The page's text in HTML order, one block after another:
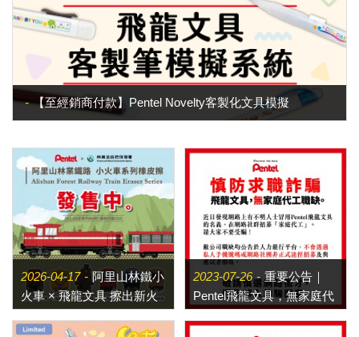
【至經銷商付款】Pentel Novelty客製化文具模擬
2026-04-17
阿里山林鐵小
火車 × 飛龍文具 擦出新火
2023-07-26
重要公告｜
Pentel飛龍文具，無家庭代